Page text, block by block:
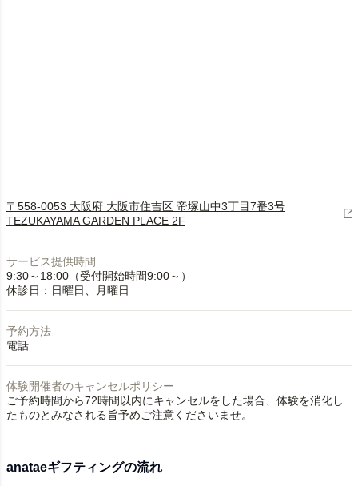
〒558-0053 大阪府 大阪市住吉区 帝塚山中3丁目7番3号
TEZUKAYAMA GARDEN PLACE 2F
サービス提供時間
9:30～18:00（受付開始時間9:00～）
休診日：日曜日、月曜日
予約方法
電話
体験開催者のキャンセルポリシー
ご予約時間から72時間以内にキャンセルをした場合、体験を消化し
たものとみなされる旨予めご注意くださいませ。
anataeギフティングの流れ